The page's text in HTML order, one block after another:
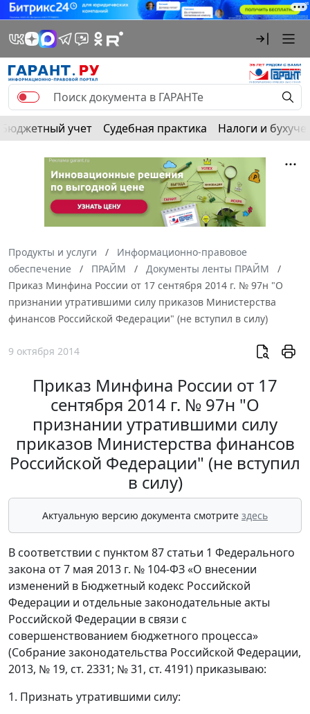
Бюджетный учет Судебная практика Налоги и
Продукты и услуги
Информационно-правовое
обеспечение
ПРАЙМ
Документы ленты ПРАЙМ
Приказ Минфина России от 17 сентября 2014 г. № 97н "О
признании утратившими силу приказов Министерства
финансов Российской Федерации" (не вступил в силу)
9 октября 2014
Приказ Минфина России от 17
сентября 2014 г. № 97н "О
признании утратившими силу
приказов Министерства финансов
Российской Федерации" (не вступил
в силу)
Актуальную версию документа смотрите здесь
В соответствии с пунктом 87 статьи 1 Федерального
закона от 7 мая 2013 г. № 104-ФЗ «О внесении
изменений в Бюджетный кодекс Российской
Федерации и отдельные законодательные акты
Российской Федерации в связи с
совершенствованием бюджетного процесса»
(Собрание законодательства Российской Федерации,
2013, № 19, ст. 2331; № 31, ст. 4191) приказываю:
1. Признать утратившими силу: